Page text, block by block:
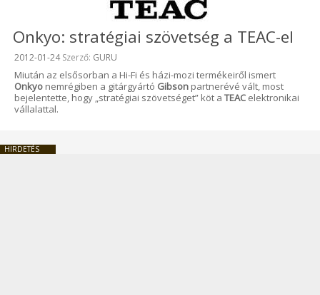
Onkyo: stratégiai szövetség a TEAC-el
Beküldve:
2012-01-24Szerző: GURU
Miután az elsősorban a Hi-Fi és házi-mozi termékeiről ismert
Onkyo nemrégiben a gitárgyártó Gibson partnerévé vált, most
bejelentette, hogy „stratégiai szövetséget” köt a TEAC elektronikai
vállalattal.
HIRDETÉS